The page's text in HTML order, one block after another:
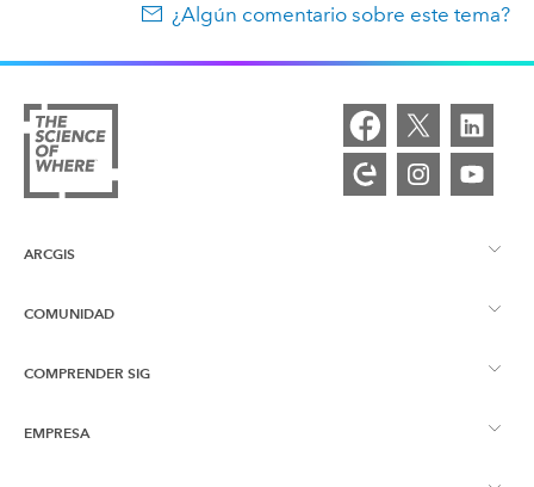
¿Algún comentario sobre este tema?
ARCGIS
Descripción general de ArcGIS
COMUNIDAD
Comunidad de Esri
COMPRENDER SIG
¿Qué son los SIG?
EMPRESA